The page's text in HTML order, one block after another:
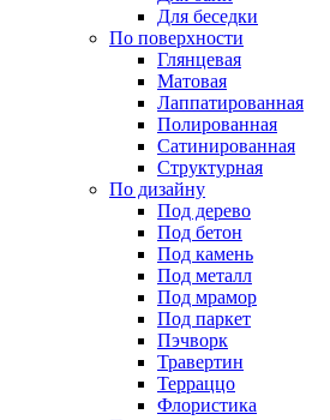
Для беседки
По поверхности
Глянцевая
Матовая
Лаппатированная
Полированная
Сатинированная
Структурная
По дизайну
Под дерево
Под бетон
Под камень
Под металл
Под мрамор
Под паркет
Пэчворк
Травертин
Терраццо
Флористика